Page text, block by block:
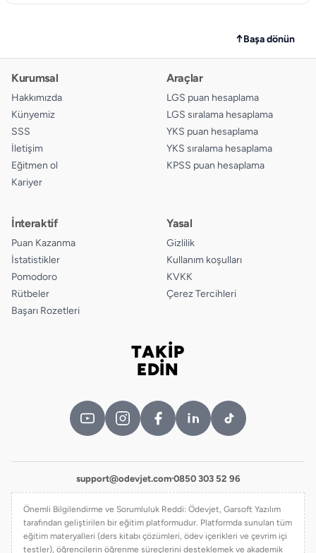
↑Başa dönün
Kurumsal
Hakkımızda
Künyemiz
SSS
İletişim
Eğitmen ol
Kariyer
Araçlar
LGS puan hesaplama
LGS sıralama hesaplama
YKS puan hesaplama
YKS sıralama hesaplama
KPSS puan hesaplama
İnteraktif
Puan Kazanma
İstatistikler
Pomodoro
Rütbeler
Başarı Rozetleri
Yasal
Gizlilik
Kullanım koşulları
KVKK
Çerez Tercihleri
TAKİP
EDİN
support@odevjet.com·0850 303 52 96
Önemli Bilgilendirme ve Sorumluluk Reddi: Ödevjet, Garsoft Yazılım
tarafından geliştirilen bir eğitim platformudur. Platformda sunulan tüm
eğitim materyalleri (ders kitabı çözümleri, ödev içerikleri ve çevrim içi
testler), öğrencilerin öğrenme süreçlerini desteklemek ve akademik